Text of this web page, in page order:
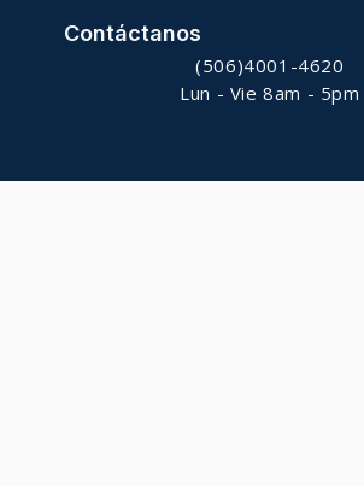
Contáctanos
(506)4001-4620
Lun - Vie 8am - 5pm